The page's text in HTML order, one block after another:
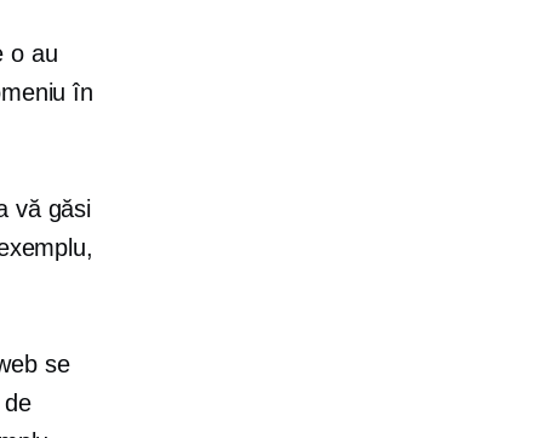
o au
în
vă găsi
se